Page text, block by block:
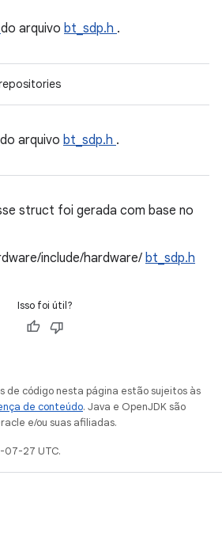
do arquivo bt_sdp.h .
do arquivo bt_sdp.h .
struct foi gerada com base no
include/hardware/ bt_sdp.h
Isso foi útil?
de código nesta página estão sujeitos às
de conteúdo. Java e OpenJDK são
e/ou suas afiliadas.
27 UTC.